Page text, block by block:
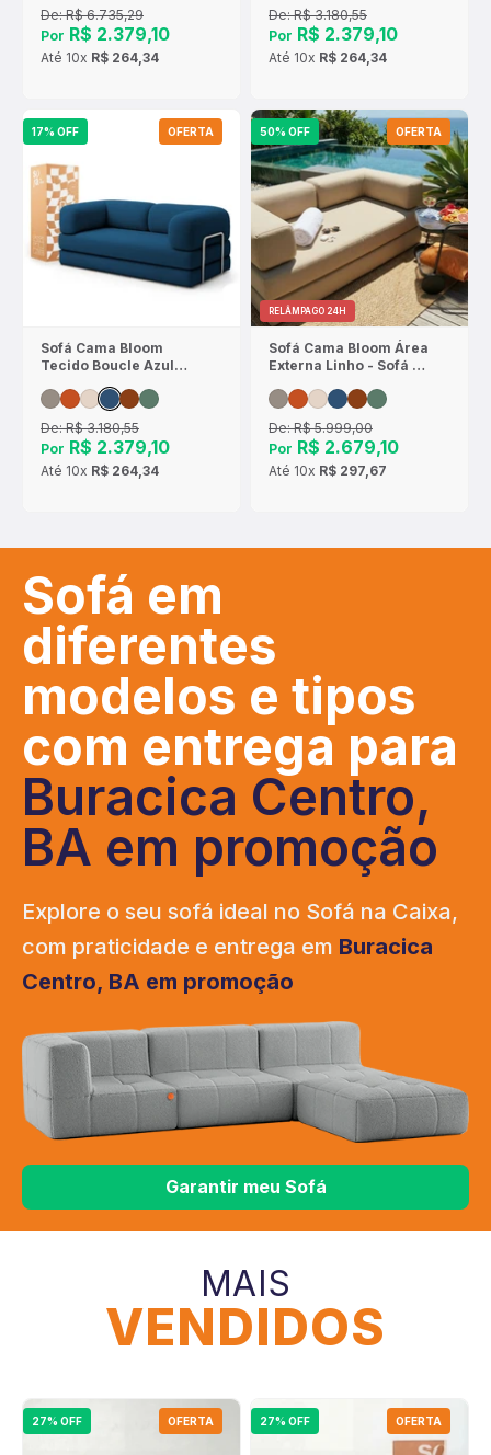
De:R$ 6.735,29
Por R$ 2.379,10
Até 10x R$ 264,34
De:R$ 3.180,55
Por R$ 2.379,10
Até 10x R$ 264,34
17% OFF OFERTA
Sofá Cama Bloom
Tecido Boucle Azul
Marinho - Sofá na
Caixa
De:R$ 3.180,55
Por R$ 2.379,10
Até 10x R$ 264,34
50% OFF OFERTA
RELÂMPAGO 24H
Sofá Cama Bloom Área
Externa Linho - Sofá na
De:R$ 5.999,00
Por R$ 2.679,10
Até 10x R$ 297,67
Sofá em
diferentes
modelos e tipos
com entrega para
Buracica Centro,
BA em promoção
Explore o seu sofá ideal no Sofá na Caixa,
com praticidade e entrega em Buracica
Centro, BA em promoção
Garantir meu Sofá
MAIS
VENDIDOS
27% OFF OFERTA 27% OFF OFERTA